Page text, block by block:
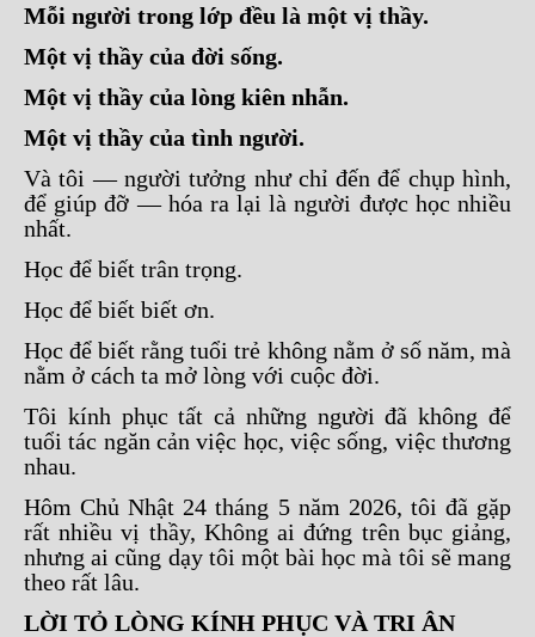
Mỗi người trong lớp đều là một vị thầy.
Một vị thầy của đời sống.
Một vị thầy của lòng kiên nhẫn.
Một vị thầy của tình người.
Và tôi — người tưởng như chỉ đến để chụp hình,
để giúp đỡ — hóa ra lại là người được học nhiều
nhất.
Học để biết trân trọng.
Học để biết biết ơn.
Học để biết rằng tuổi trẻ không nằm ở số năm, mà
nằm ở cách ta mở lòng với cuộc đời.
Tôi kính phục tất cả những người đã không để
tuổi tác ngăn cản việc học, việc sống, việc thương
nhau.
Hôm Chủ Nhật 24 tháng 5 năm 2026, tôi đã gặp
rất nhiều vị thầy, Không ai đứng trên bục giảng,
nhưng ai cũng dạy tôi một bài học mà tôi sẽ mang
theo rất lâu.
LỜI TỎ LÒNG KÍNH PHỤC VÀ TRI ÂN